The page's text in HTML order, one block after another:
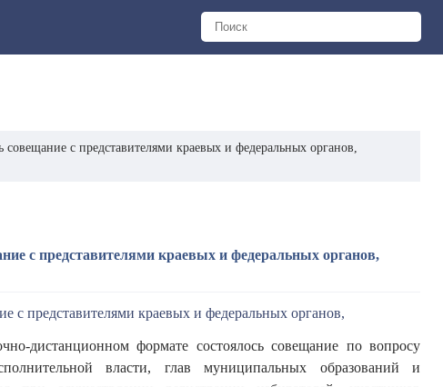
совещание с представителями краевых и федеральных органов,
с представителями краевых и федеральных органов,
дистанционном формате состоялось совещание по вопросу
власти, глав муниципальных образований и